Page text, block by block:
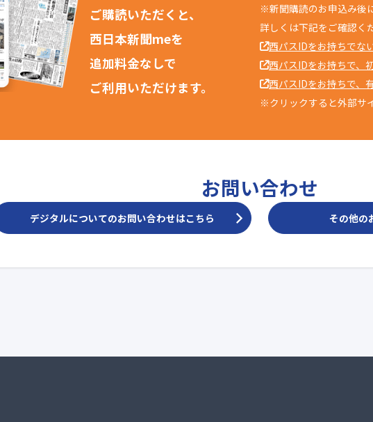
ご購読いただくと、
西日本新聞meを
追加料金なしで
ご利用いただけます。
※新聞購読のお申込み後
詳しくは下記をご確認く
西パスIDをお持ちでな
西パスIDをお持ちで、
西パスIDをお持ちで、
※クリックすると外部サ
お問い合わせ
デジタルについてのお問い合わせはこちら その他の